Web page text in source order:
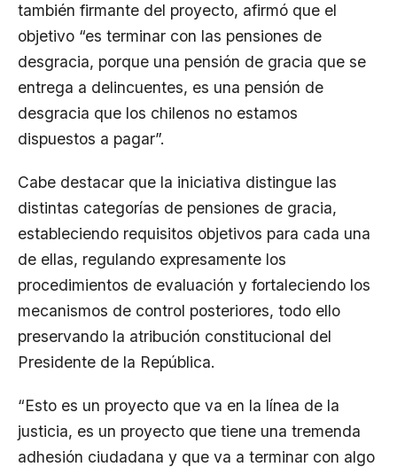
también firmante del proyecto, afirmó que el
objetivo “es terminar con las pensiones de
desgracia, porque una pensión de gracia que se
entrega a delincuentes, es una pensión de
desgracia que los chilenos no estamos
dispuestos a pagar”.
Cabe destacar que la iniciativa distingue las
distintas categorías de pensiones de gracia,
estableciendo requisitos objetivos para cada una
de ellas, regulando expresamente los
procedimientos de evaluación y fortaleciendo los
mecanismos de control posteriores, todo ello
preservando la atribución constitucional del
Presidente de la República.
“Esto es un proyecto que va en la línea de la
justicia, es un proyecto que tiene una tremenda
adhesión ciudadana y que va a terminar con algo